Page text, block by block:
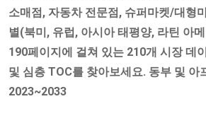
소매점, 자동차 전문점, 슈퍼마켓/대형
별(북미, 유럽, 아시아 태평양, 라틴 아
190페이지에 걸쳐 있는 210개 시장 데
및 심층 TOC를 찾아보세요. 동부 및 아
2023~2033